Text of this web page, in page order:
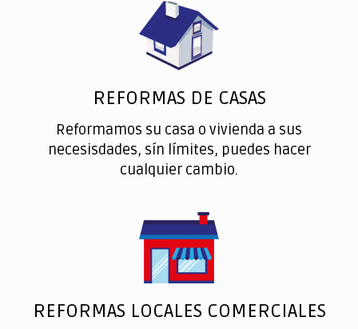
REFORMAS DE CASAS
Reformamos su casa o vivienda a sus
necesisdades, sín límites, puedes hacer
cualquier cambio.
REFORMAS LOCALES COMERCIALES